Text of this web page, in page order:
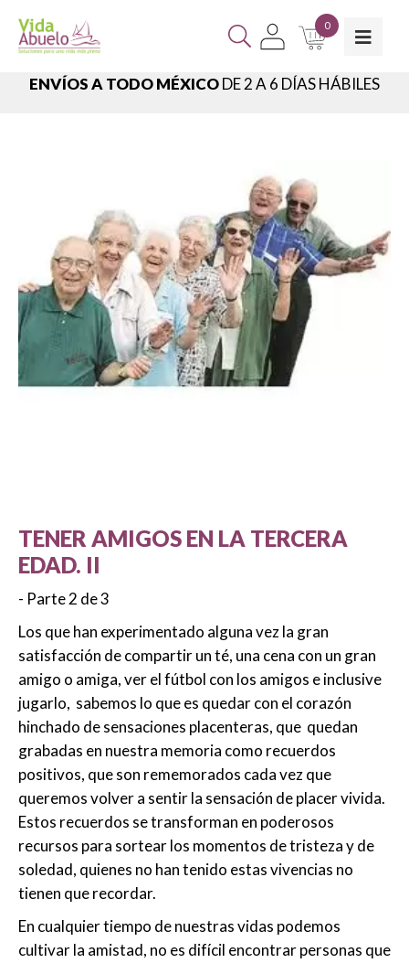
0
ENVÍOS A TODO MÉXICODE 2 A 6 DÍAS HÁBILES
TENER AMIGOS EN LA TERCERA
EDAD. II
- Parte 2 de 3
Los que han experimentado alguna vez la gran
satisfacción de compartir un té, una cena con un gran
amigo o amiga, ver el fútbol con los amigos e inclusive
jugarlo, sabemos lo que es quedar con el corazón
hinchado de sensaciones placenteras, que quedan
grabadas en nuestra memoria como recuerdos
positivos, que son rememorados cada vez que
queremos volver a sentir la sensación de placer vivida.
Estos recuerdos se transforman en poderosos
recursos para sortear los momentos de tristeza y de
soledad, quienes no han tenido estas vivencias no
tienen que recordar.
En cualquier tiempo de nuestras vidas podemos
cultivar la amistad, no es difícil encontrar personas que